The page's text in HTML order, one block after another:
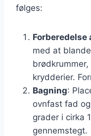
følges:
Forberedelse
med at
krydderier.
Bagning:
ovnfast fad
grader i cirka
gennemstegt.